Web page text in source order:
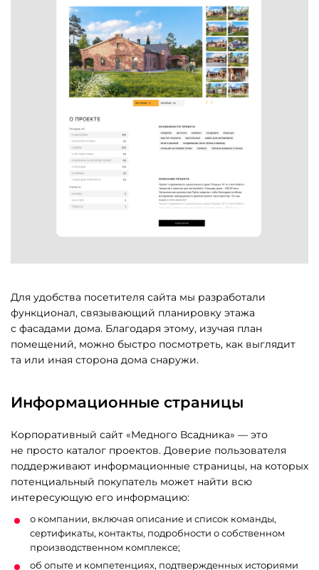
Для удобства посетителя сайта мы разработали
функционал, связывающий планировку этажа
с фасадами дома. Благодаря этому, изучая план
помещений, можно быстро посмотреть, как выглядит
та или иная сторона дома снаружи.
Информационные страницы
Корпоративный сайт «Медного Всадника» — это
не просто каталог проектов. Доверие пользователя
поддерживают информационные страницы, на которых
потенциальный покупатель может найти всю
интересующую его информацию:
о компании, включая описание и список команды,
сертификаты, контакты, подробности о собственном
производственном комплексе;
об опыте и компетенциях, подтвержденных историями